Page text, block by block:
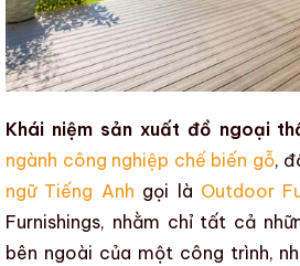
Khái niệm sản xuất đồ ngoại
ngành công nghiệp chế biến gỗ,
ngữ Tiếng Anh gọi là Outdoor
Furnishings, nhằm chỉ tất cả
bên ngoài của một công trình,